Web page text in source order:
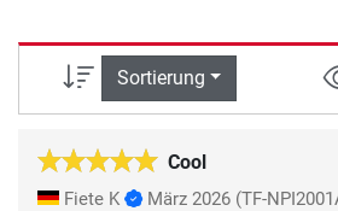
Sortierung
Cool
Fiete K März 2026 (TF-